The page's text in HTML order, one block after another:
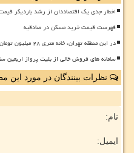
اخطار جدی یک اقتصاددان از رشد باردیگر
فهرست قیمت خرید مسکن در صادقیه
در این منطقه تهران، خانه متری ۲۸ میلیون تومان است
سامانه های فروش خالی از بلیت پرواز اربعین سقف نرخ
نظرات بینندگان در مورد این
نام:
ایمیل: